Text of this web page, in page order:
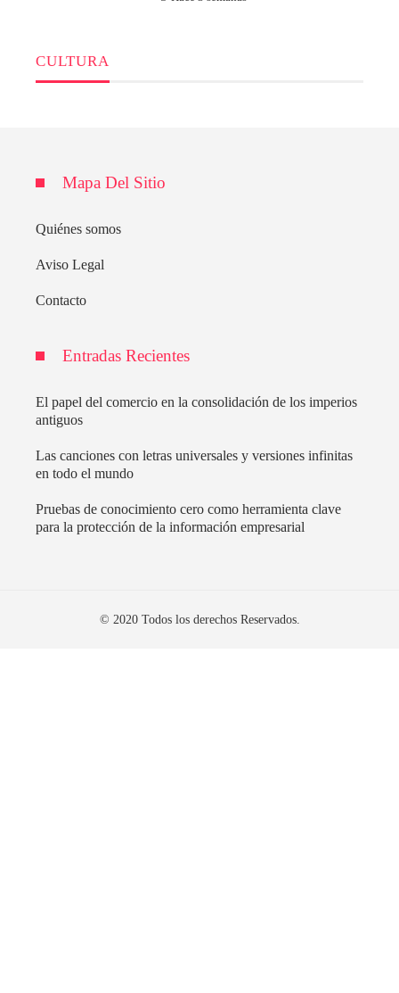
CULTURA
Mapa Del Sitio
Quiénes somos
Aviso Legal
Contacto
Entradas Recientes
El papel del comercio en la consolidación de los imperios
antiguos
Las canciones con letras universales y versiones infinitas
en todo el mundo
Pruebas de conocimiento cero como herramienta clave
para la protección de la información empresarial
© 2020 Todos los derechos Reservados.